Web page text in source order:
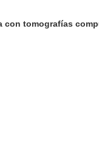
con tomografías